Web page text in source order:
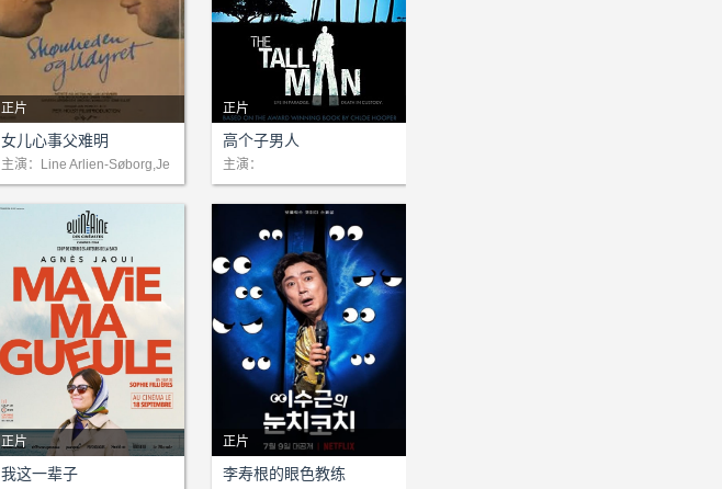
正片
剧情：圣诞假期，梅特和父亲
独自在家粉刷新婴儿房，大部
分时间都是父亲独自一人。1
6岁的梅特总是和朋友们去迪
斯科舞厅或滑冰，父亲起初并
不在意，直到他发现年轻的乔
恩拍了一些梅特的半裸照片，
显然是想和她发展更进一步
女儿心事父难明
主演：Line Arlien-Søborg,Je
sper Klein,Merete Voldstedlu
nd
正片
剧情：36岁的卡梅伦·杜马吉
是棕榈岛原住民社区的成员，
他因辱骂一名白人警察而被
捕，被关押后不到45分钟便
死亡。警方声称他是被台阶绊
倒的，但病理学家认为他的伤
势与飞机失事造成的伤势相
似。主要嫌疑人是英俊潇洒、
高个子男人
主演：
正片
剧情：芭比，曾是一位迷人
我这一辈子
正片
剧情：李寿根在各种综艺通过
李寿根的眼色教练